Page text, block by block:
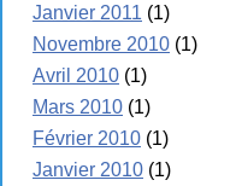
Janvier 2011 (1)
Novembre 2010 (1)
Avril 2010 (1)
Mars 2010 (1)
Février 2010 (1)
Janvier 2010 (1)